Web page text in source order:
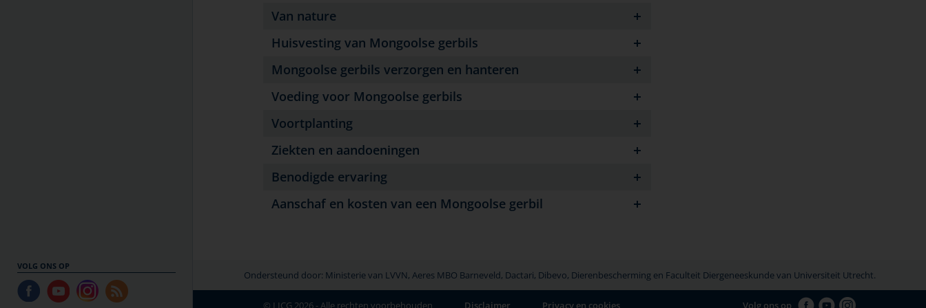
VOLG ONS OP
Van nature
Huisvesting van Mongoolse gerbils
Mongoolse gerbils verzorgen en hanteren
Voeding voor Mongoolse gerbils
Voortplanting
Ziekten en aandoeningen
Benodigde ervaring
Aanschaf en kosten van een Mongoolse gerbil
Ondersteund door: Ministerie van LVVN, Aeres MBO Barneveld, Dactari, Dibevo, Dierenbescherming en Faculteit Diergeneeskunde van Universiteit Utrecht.
© LICG 2026 - Alle rechten voorbehouden Disclaimer Privacy en cookies Volg ons op